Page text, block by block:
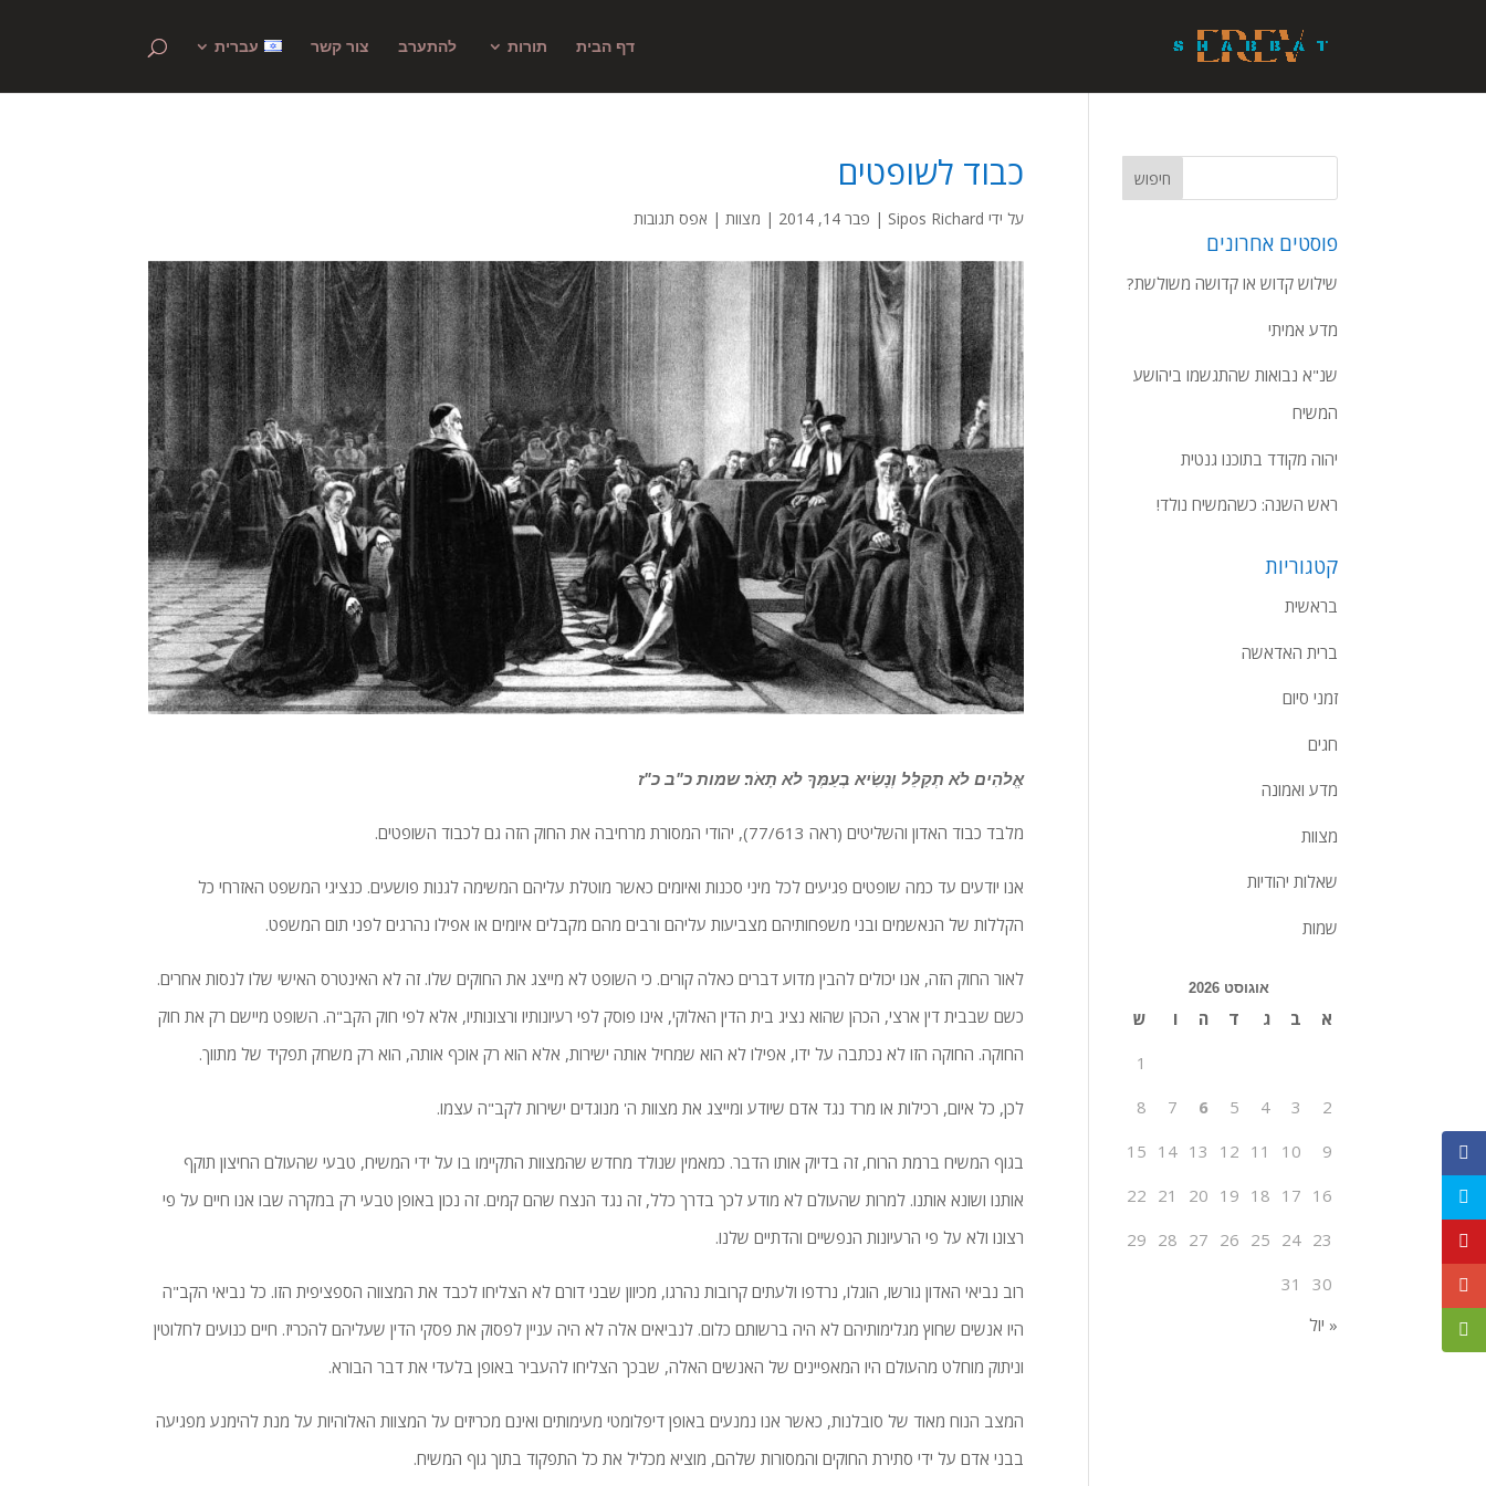
דף הבית תורות להתערב צור קשר עברית
כבוד לשופטים
על ידי Sipos Richard
| פבר 14, 2014 | מצוות| אפס תגובות
אֱלֹהִים לֹא תְקַלֵּל וְנָשִׂיא בְעַמְּךָ לֹא תָאֹר׃ שמות כ"ב כ"ז
מלבד כבוד האדון והשליטים (ראה 77/613), יהודי המסורת מרחיבה את החוק הזה גם לכבוד השופטים.
אנו יודעים עד כמה שופטים פגיעים לכל מיני סכנות ואיומים כאשר מוטלת עליהם המשימה לגנות פושעים. כנציגי המשפט האזרחי כל
הקללות של הנאשמים ובני משפחותיהם מצביעות עליהם ורבים מהם מקבלים איומים או אפילו נהרגים לפני תום המשפט.
לאור החוק הזה, אנו יכולים להבין מדוע דברים כאלה קורים. כי השופט לא מייצג את החוקים שלו. זה לא האינטרס האישי שלו לנסות אחרים.
כשם שבבית דין ארצי, הכהן שהוא נציג בית הדין האלוקי, אינו פוסק לפי רעיונותיו ורצונותיו, אלא לפי חוק הקב"ה. השופט מיישם רק את חוק
החוקה. החוקה הזו לא נכתבה על ידו, אפילו לא הוא שמחיל אותה ישירות, אלא הוא רק אוכף אותה, הוא רק משחק תפקיד של מתווך.
לכן, כל איום, רכילות או מרד נגד אדם שיודע ומייצג את מצוות ה' מנוגדים ישירות לקב"ה עצמו.
בגוף המשיח ברמת הרוח, זה בדיוק אותו הדבר. כמאמין שנולד מחדש שהמצוות התקיימו בו על ידי המשיח, טבעי שהעולם החיצון תוקף
אותנו ושונא אותנו. למרות שהעולם לא מודע לכך בדרך כלל, זה נגד הנצח שהם קמים. זה נכון באופן טבעי רק במקרה שבו אנו חיים על פי
רצונו ולא על פי הרעיונות הנפשיים והדתיים שלנו.
רוב נביאי האדון גורשו, הוגלו, נרדפו ולעתים קרובות נהרגו, מכיוון שבני דורם לא הצליחו לכבד את המצווה הספציפית הזו. כל נביאי הקב"ה
היו אנשים שחוץ מגלימותיהם לא היה ברשותם כלום. לנביאים אלה לא היה עניין לפסוק את פסקי הדין שעליהם להכריז. חיים כנועים לחלוטין
וניתוק מוחלט מהעולם היו המאפיינים של האנשים האלה, שבכך הצליחו להעביר באופן בלעדי את דבר הבורא.
המצב הנוח מאוד של סובלנות, כאשר אנו נמנעים באופן דיפלומטי מעימותים ואינם מכריזים על המצוות האלוהיות על מנת להימנע מפגיעה
בבני אדם על ידי סתירת החוקים והמסורות שלהם, מוציא מכליל את כל התפקוד בתוך גוף המשיח.
פוסטים אחרונים
שילוש קדוש או קדושה משולשת?
מדע אמיתי
שנ"א נבואות שהתגשמו ביהושע
המשיח
יהוה מקודד בתוכנו גנטית
ראש השנה: כשהמשיח נולד!
קטגוריות
בראשית
ברית האדאשה
זמני סיום
חגים
מדע ואמונה
מצוות
שאלות יהודיות
שמות
אוגוסט 2026
א ב ג ד ה ו
ש
1
2
3
4
5
6
7
8
9
10
11
12
13
14
15
16
17
18
19
20
21
22
23
24
25
26
27
28
29
30
31
« יול